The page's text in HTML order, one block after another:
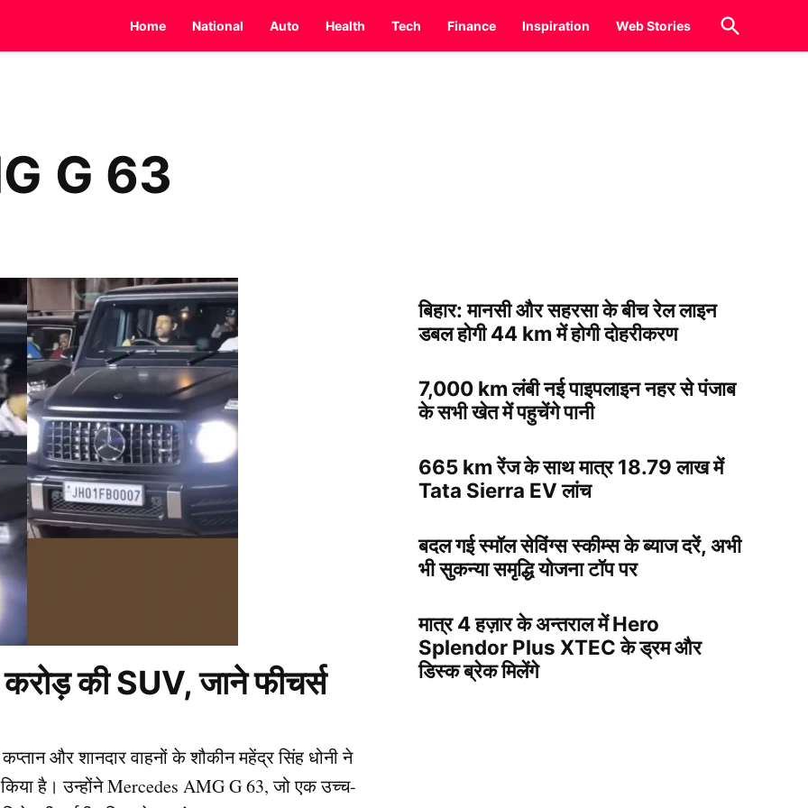
Home National Auto Health Tech Finance Inspiration Web Stories
Open
Search
G 63
की SUV, जाने फीचर्स
और शानदार वाहनों के शौकीन महेंद्र सिंह धोनी ने
है। उन्होंने Mercedes AMG G 63, जो एक उच्च-
बिहार: मानसी और सहरसा के बीच रेल लाइन
डबल होगी 44 km में होगी दोहरीकरण
7,000 km लंबी नई पाइपलाइन नहर से पंजाब
के सभी खेत में पहुचेंगे पानी
665 km रेंज के साथ मात्र 18.79 लाख में
Tata Sierra EV लांच
बदल गई स्मॉल सेविंग्स स्कीम्स के ब्याज दरें, अभी
भी सुकन्या समृद्धि योजना टॉप पर
मात्र 4 हज़ार के अन्तराल में Hero
Splendor Plus XTEC के ड्रम और
डिस्क ब्रेक मिलेंगे